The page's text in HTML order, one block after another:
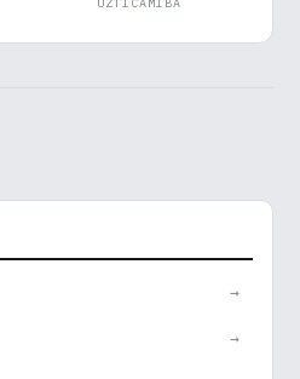
→
→